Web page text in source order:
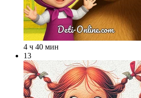
4 ч 40 мин
13